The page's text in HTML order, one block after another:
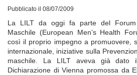
Pubblicato il 08/07/2009
La LILT da oggi fa parte del
Maschile (European Men’s Health
così il proprio impegno a promuovere,
internazionale, iniziative sulla
maschile. La LILT aveva già dato
Dichiarazione di Vienna promossa da